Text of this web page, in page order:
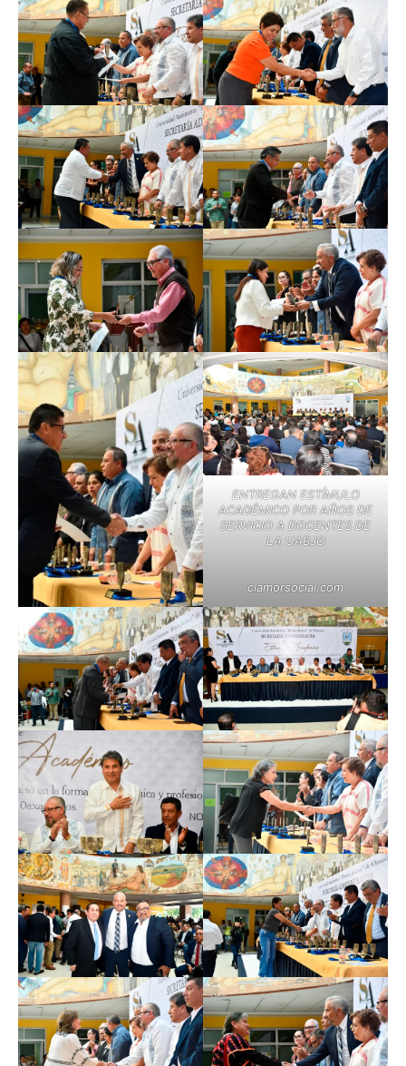
ENTREGAN ESTÍMULO
ACADÉMICO POR AÑOS DE
SERVICIO A DOCENTES DE
LA UABJO
clamorsocial.com